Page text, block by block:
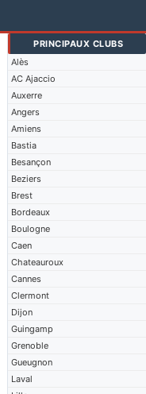
PRINCIPAUX CLUBS
Alès
AC Ajaccio
Auxerre
Angers
Amiens
Bastia
Besançon
Beziers
Brest
Bordeaux
Boulogne
Caen
Chateauroux
Cannes
Clermont
Dijon
Guingamp
Grenoble
Gueugnon
Laval